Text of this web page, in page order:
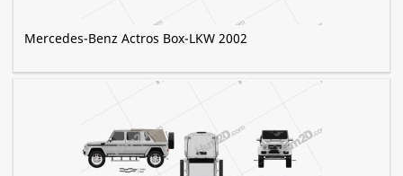
Mercedes-Benz Actros Box-LKW 2002